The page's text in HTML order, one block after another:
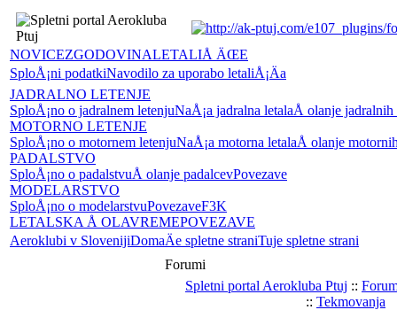
NOVICEZGODOVINALETALIÅ ÄŒE
SploÅ¡ni podatkiNavodilo za uporabo letaliÅ¡Äa
JADRALNO LETENJE
SploÅ¡no o jadralnem letenjuNaÅ¡a jadralna letalaÅ olanje
MOTORNO LETENJE
SploÅ¡no o motornem letenjuNaÅ¡a motorna letalaÅ olanje
PADALSTVO
SploÅ¡no o padalstvuÅ olanje padalcevPovezave
MODELARSTVO
SploÅ¡no o modelarstvuPovezaveF3K
LETALSKA Å OLAVREMEPOVEZAVE
Aeroklubi v SlovenijiDomaÄe spletne straniTuje spletne strani
Forumi
Spletni portal Aerokluba Ptuj ::
:: Tekmovanja